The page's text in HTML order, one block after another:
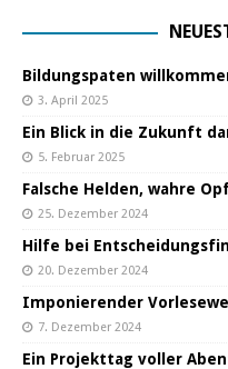
Bildungspaten
3. April 2025
Ein Blick in die Zukunft
5. Februar 2025
Falsche Helden, wahre
25. Dezember 2024
Hilfe bei
20. Dezember 2024
Imponierender
7. Dezember 2024
Ein Projekttag voller